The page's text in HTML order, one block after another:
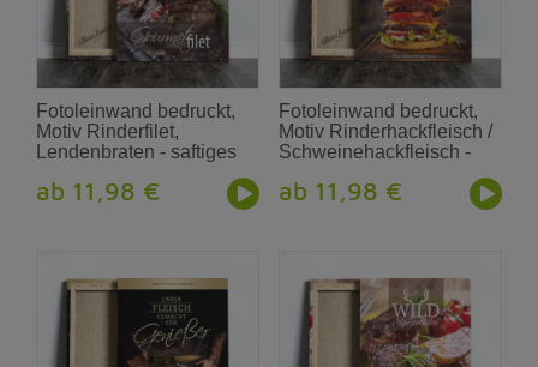
Fotoleinwand bedruckt,
Motiv Rinderfilet,
Lendenbraten - saftiges
ab 11,98 €
Fotoleinwand bedruckt,
Motiv Rinderhackfleisch /
Schweinehackfleisch -
ab 11,98 €